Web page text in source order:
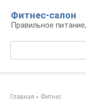
контенту
Фитнес-салон
Правильное
Главная » Фитнес